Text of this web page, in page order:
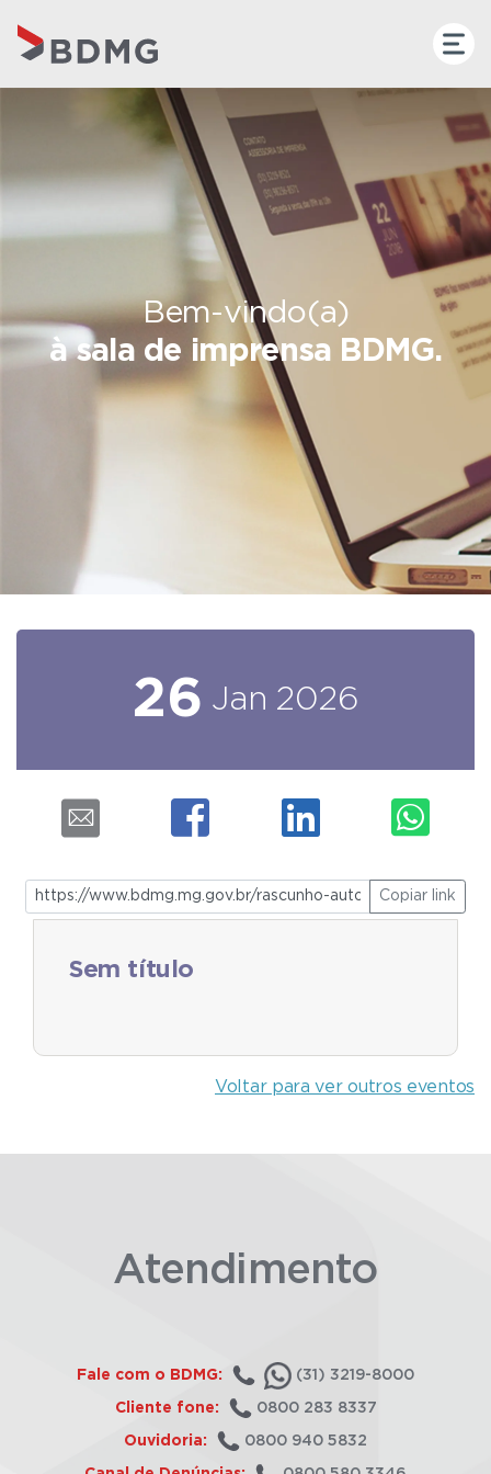
Bem-vindo(a)
à sala de imprensa BDMG.
26 Jan 2026
Copiar link
Sem título
Voltar para ver outros eventos
Atendimento
Fale com o BDMG: (31) 3219-8000
Cliente fone: 0800 283 8337
Ouvidoria: 0800 940 5832